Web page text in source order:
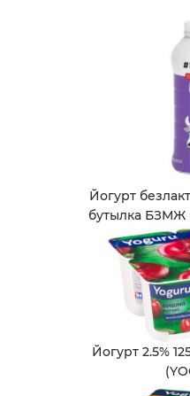
Йогурт
бутылка БЗМЖ
Йогурт 2.5%